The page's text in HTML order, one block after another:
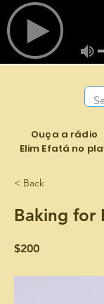
Ouça a rádio
Elim Efatá no
< Back
Baking for
$200